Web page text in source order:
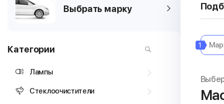
Выбрать марку
Категории
Лампы
Стеклоочистители
1